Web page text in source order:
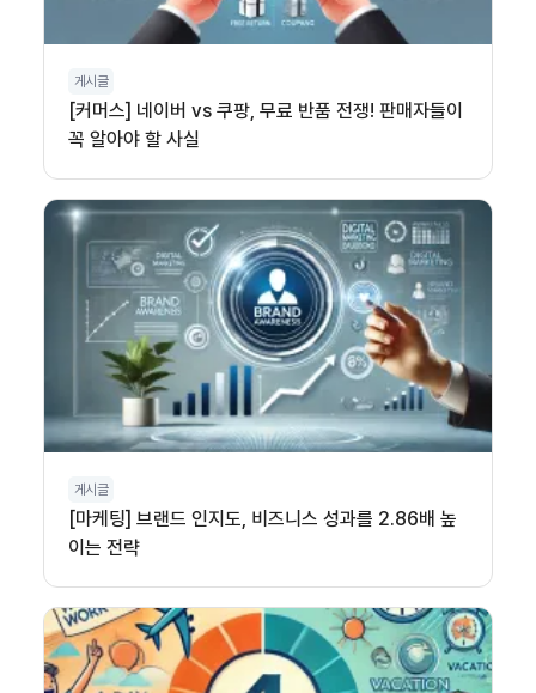
게시글
[커머스] 네이버 vs 쿠팡, 무료 반품 전쟁! 판매자들이
꼭 알아야 할 사실
게시글
[마케팅] 브랜드 인지도, 비즈니스 성과를 2.86배 높
이는 전략